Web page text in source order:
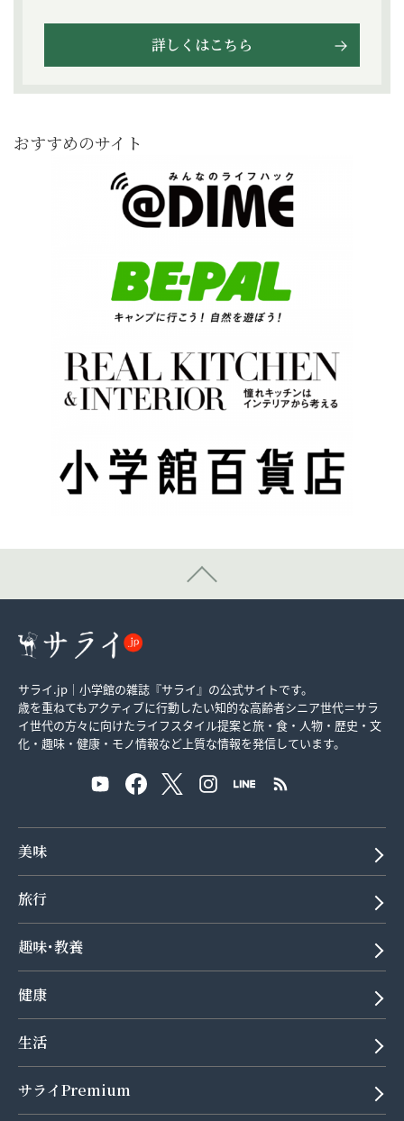
詳しくはこちら
おすすめのサイト
サライ.jp｜小学館の雑誌『サライ』の公式サイトです。
歳を重ねてもアクティブに行動したい知的な高齢者シニア世代＝サラ
イ世代の方々に向けたライフスタイル提案と旅・食・人物・歴史・文
化・趣味・健康・モノ情報など上質な情報を発信しています。
美味
旅行
趣味･教養
健康
生活
サライPremium